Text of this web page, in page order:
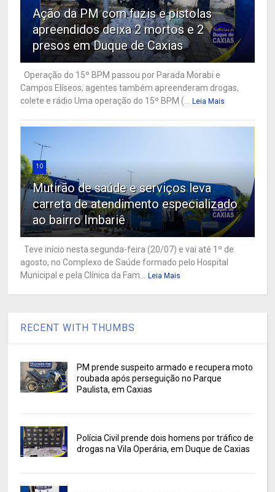
Ação da PM com fuzis e pistolas
apreendidos deixa 2 mortos e 2
presos em Duque de Caxias
Operação do 15º BPM passou por Parada Morabi e
Campos Elíseos; agentes também apreenderam drogas,
colete e rádio Uma operação do 15º BPM (... Leia Mais
10
Mutirão de saúde e serviços leva
carreta de atendimento especializado
ao bairro Imbariê
Teve início nesta segunda-feira (20/07) e vai até 1º de
agosto, no Complexo de Saúde formado pelo Hospital
Municipal e pela Clínica da Fam... Leia Mais
RECENT WITH THUMBS
PM prende suspeito armado e recupera moto
roubada após perseguição no Parque
Paulista, em Caxias
Polícia Civil prende dois homens por tráfico de
drogas na Vila Operária, em Duque de Caxias